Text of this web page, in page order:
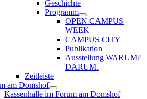
Geschichte
Programm
OPEN CAMPUS
WEEK
CAMPUS CITY
Publikation
Ausstellung WARUM?
DARUM.
Zeitleiste
am Domshof
Kassenhalle im Forum am Domshof